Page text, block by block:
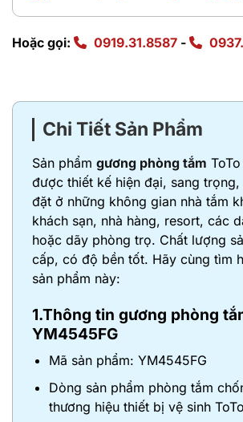
Hoặc gọi: 0919.31.8587 -
Chi Tiết Sản Phẩm
Sản phẩm gương phòng tắm
được thiết kế hiện đại, sang
đặt ở những không gian nhà tắm
khách sạn, nhà hàng, resort, các
hoặc dãy phòng trọ. Chất lượng
cấp, có độ bền tốt. Hãy cùng tìm
sản phẩm này:
1.Thông tin gương phòng
YM4545FG
Mã sản phẩm: YM4545FG
Dòng sản phẩm phòng tắm
thương hiệu thiết bị vệ sinh ToTo